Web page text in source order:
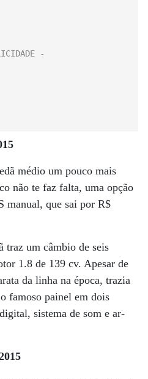
médio um pouco mais
não te faz falta, uma opção
manual, que sai por R$
traz um câmbio de seis
1.8 de 139 cv. Apesar de
da linha na época, trazia
famoso painel em dois
sistema de som e ar-